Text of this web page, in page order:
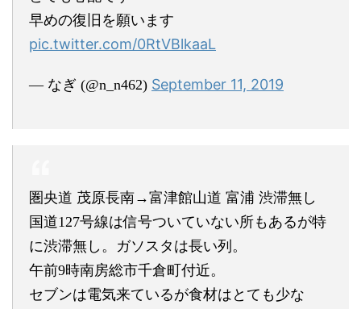
早めの復旧を願います
pic.twitter.com/0RtVBlkaaL
— なぎ (@n_n462) September 11, 2019
圏央道 茂原長南→富津館山道 富浦 渋滞無し
国道127号線は信号ついていない所もあるが特
に渋滞無し。ガソスタは長い列。
午前9時南房総市千倉町付近。
セブンは電気来ているが食材はとても少な